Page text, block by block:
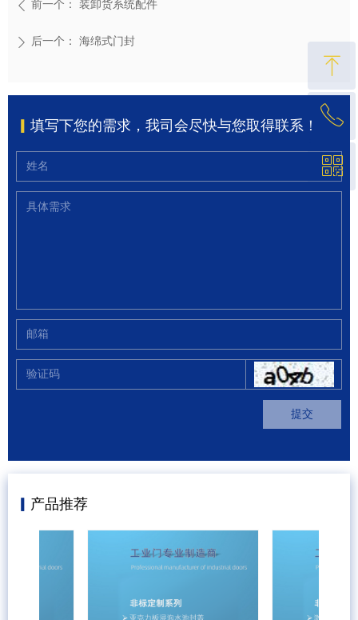
ꄴ 前一个： 装卸货系统配件
ꄲ 后一个： 海绵式门封
产品推荐
填写下您的需求，我司会尽快与您取得联系！
提交
ꁸ
回到顶部
ꂅ
021-67681310
ꀥ